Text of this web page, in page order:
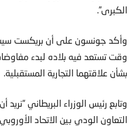
الكبرى”.
وأكد جونسون على أن بريكست
وقت تستعد فيه بلاده لبدء
بشأن علاقتهما التجارية المستقبلية.
وتابع رئيس الوزراء البريطاني
التعاون الودي بين الاتحاد